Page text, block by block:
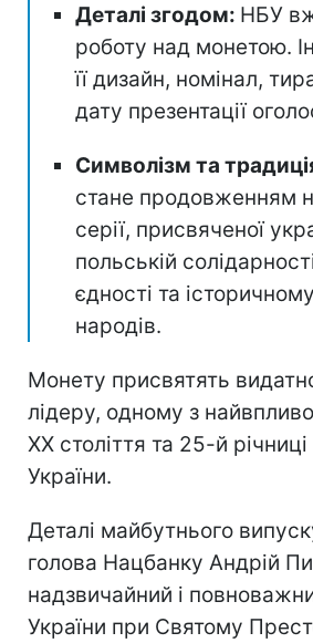
Деталі згодом: НБУ
роботу над монетою.
її дизайн, номінал,
дату презентації
Символізм та
стане продовженням
серії, присвяченої
польській
єдності та
народів.
Монету присвятять
лідеру, одному з
ХХ століття та 25-й річниці
України.
Деталі майбутнього
голова Нацбанку Андрій
надзвичайний і
України при Святому